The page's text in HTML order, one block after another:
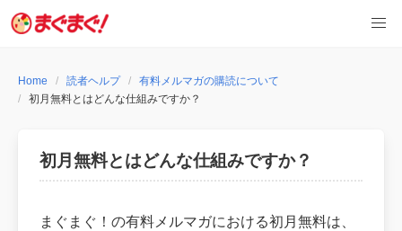
Skip
Home 読者ヘルプ
有料メルマガの購読について
初月無料とはどんな仕組みですか？
初月無料とはどんな仕組みですか？
まぐまぐ！の有料メルマガにおける初月無料は、